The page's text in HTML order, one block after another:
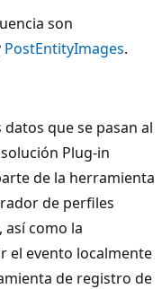
son
PostEntityImages.
que se pasan al
Plug-in
de la herramienta
de perfiles
como la
el evento localmente
de registro de